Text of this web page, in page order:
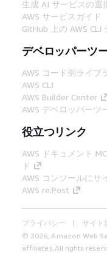
生成 AI サービスの選
AWS サービスガイド
GitHub 上の AWS CLI
デベロッパーツ
AWS コード例ライブ
AWS CLI
AWS Builder Center
AWS デベロッパーツ
役立つリンク
AWS ドキュメント
ド
AWS コンソールにサ
AWS re:Post
プライバシー サイト
© 2026, Amazon Web
affiliates.All rights